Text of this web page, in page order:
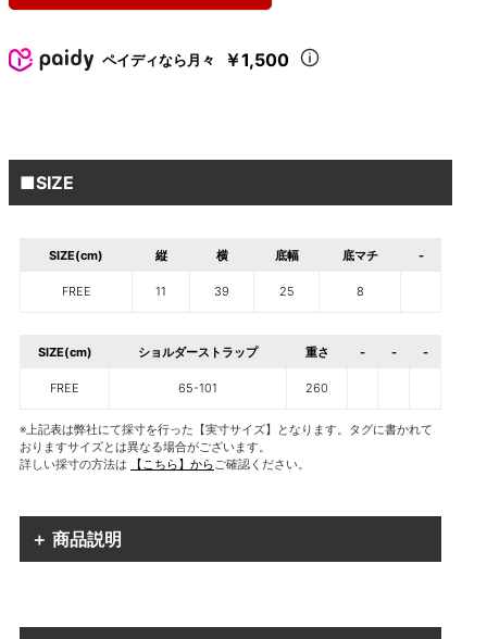
ペイディなら月々 ￥1,500
■SIZE
SIZE(cm) 縦 横 底幅 底マチ -
FREE 11 39 25 8
SIZE(cm) ショルダーストラップ 重さ - - -
FREE 65-101 260
※上記表は弊社にて採寸を行った【実寸サイズ】となります。タグに書かれて
おりますサイズとは異なる場合がございます。
詳しい採寸の方法は
【こちら】からご確認ください。
＋ 商品説明